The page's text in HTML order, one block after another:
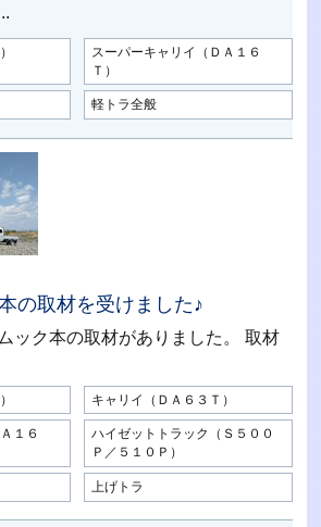
スーパーキャリイ（ＤＡ１６
Ｔ）
軽トラ全般
の取材を受けました♪
ック本の取材がありました。 取材
キャリイ（ＤＡ６３Ｔ）
１６
ハイゼットトラック（Ｓ５００
Ｐ／５１０Ｐ）
上げトラ